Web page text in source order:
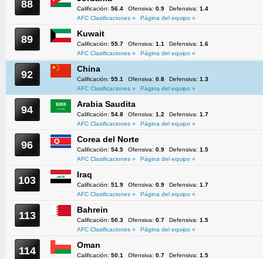
88 Calificación: 56.4 Ofensiva: 0.9 Defensiva: 1.4
AFC Clasificaciones »
Página del equipo »
89 Kuwait
Calificación: 55.7 Ofensiva: 1.1 Defensiva: 1.6
AFC Clasificaciones »
Página del equipo »
92 China
Calificación: 55.1 Ofensiva: 0.8 Defensiva: 1.3
AFC Clasificaciones »
Página del equipo »
94 Arabia Saudita
Calificación: 54.8 Ofensiva: 1.2 Defensiva: 1.7
AFC Clasificaciones »
Página del equipo »
96 Corea del Norte
Calificación: 54.5 Ofensiva: 0.9 Defensiva: 1.5
AFC Clasificaciones »
Página del equipo »
103 Iraq
Calificación: 51.9 Ofensiva: 0.9 Defensiva: 1.7
AFC Clasificaciones »
Página del equipo »
113 Bahrein
Calificación: 50.3 Ofensiva: 0.7 Defensiva: 1.5
AFC Clasificaciones »
Página del equipo »
114 Oman
Calificación: 50.1 Ofensiva: 0.7 Defensiva: 1.5